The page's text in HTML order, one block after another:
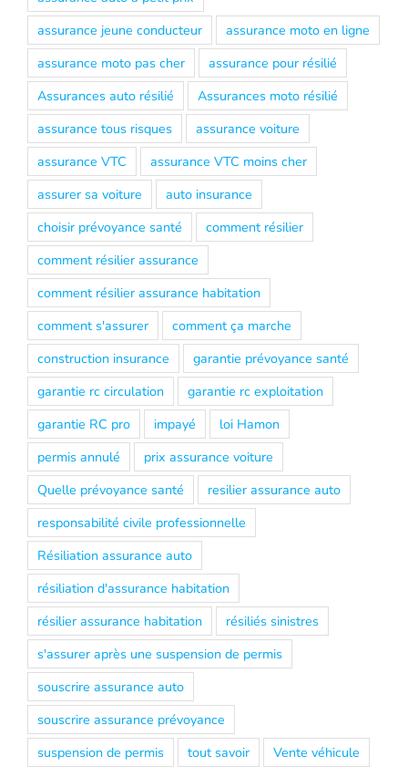
assurance jeune conducteur
assurance moto en ligne
assurance moto pas cher
assurance pour résilié
Assurances auto résilié
Assurances moto résilié
assurance tous risques
assurance voiture
assurance VTC
assurance VTC moins cher
assurer sa voiture
auto insurance
choisir prévoyance santé
comment résilier
comment résilier assurance
comment résilier assurance habitation
comment s'assurer
comment ça marche
construction insurance
garantie prévoyance santé
garantie rc circulation
garantie rc exploitation
garantie RC pro
impayé
loi Hamon
permis annulé
prix assurance voiture
Quelle prévoyance santé
resilier assurance auto
responsabilité civile professionnelle
Résiliation assurance auto
résiliation d'assurance habitation
résilier assurance habitation
résiliés sinistres
s'assurer après une suspension de permis
souscrire assurance auto
souscrire assurance prévoyance
suspension de permis
tout savoir Vente véhicule